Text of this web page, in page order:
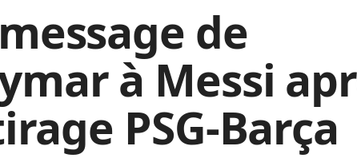
de
à Messi
PSG-Barça